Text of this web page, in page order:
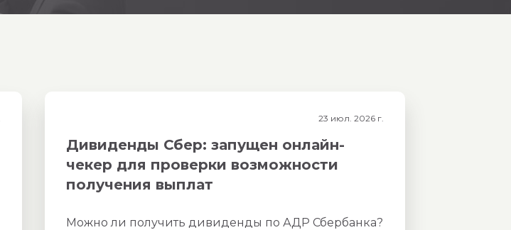
23 июл. 2026 г.
Дивиденды Сбер: запущен онлайн-
чекер для проверки возможности
получения выплат
Можно ли получить дивиденды по АДР Сбербанка?